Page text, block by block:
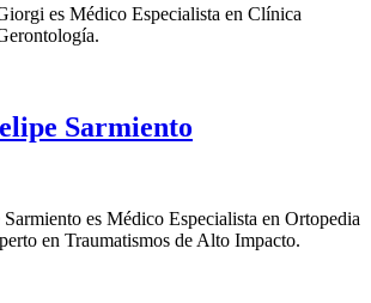
es Médico Especialista en Clínica
Sarmiento
es Médico Especialista en Ortopedia
en Traumatismos de Alto Impacto.